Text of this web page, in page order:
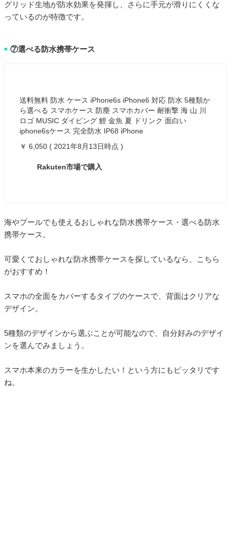
グリッド生地が防水効果を発揮し、さらに手元が滑りにくくな
っているのが特徴です。
■ ⑦選べる防水携帯ケース
送料無料 防水 ケース iPhone6s iPhone6 対応 防水 5種類か
ら選べる スマホケース 防塵 スマホカバー 耐衝撃 海 山 川
ロゴ MUSIC ダイビング 鯉 金魚 夏 ドリンク 面白い
iphone6sケース 完全防水 IP68 iPhone
￥ 6,050 ( 2021年8月13日時点 )
Rakuten市場で購入
海やプールでも使えるおしゃれな防水携帯ケース・選べる防水
携帯ケース。
可愛くておしゃれな防水携帯ケースを探しているなら、こちら
がおすすめ！
スマホの全面をカバーするタイプのケースで、背面はクリアな
デザイン。
5種類のデザインから選ぶことが可能なので、自分好みのデザイ
ンを選んでみましょう。
スマホ本来のカラーを生かしたい！という方にもピッタリです
ね。